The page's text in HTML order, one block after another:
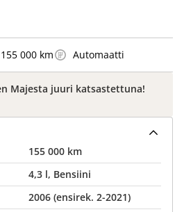
155 000 km Automaatti
Majesta juuri katsastettuna!
155 000 km
4,3 l, Bensiini
2006 (ensirek. 2-2021)